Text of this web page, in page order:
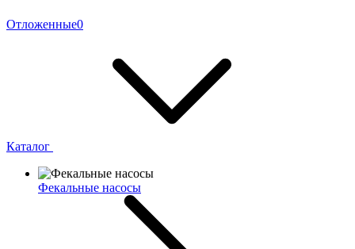
Отложенные0
Каталог
Фекальные насосы